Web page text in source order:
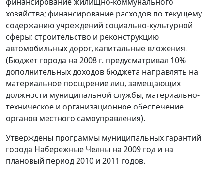
хозяйства; финансирование расходов по текущему
содержанию учреждений социально-культурной
сферы; строительство и реконструкцию
автомобильных дорог, капитальные вложения.
(Бюджет города на 2008 г. предусматривал 10%
дополнительных доходов бюджета направлять на
материальное поощрение лиц, замещающих
должности муниципальной службы, материально-
техническое и организационное обеспечение
органов местного самоуправления).
Утверждены программы муниципальных гарантий
города Набережные Челны на 2009 год и на
плановый период 2010 и 2011 годов.